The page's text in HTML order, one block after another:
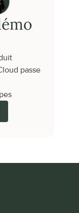
passe